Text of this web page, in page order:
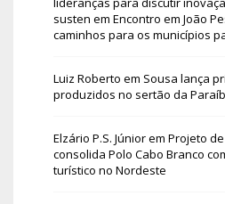
susten em Encontro em João
caminhos para os municípios
Luiz Roberto em Sousa lança
produzidos no sertão da
Elzário P.S. Júniorem Projeto
consolida Polo Cabo Branco
turístico no Nordeste